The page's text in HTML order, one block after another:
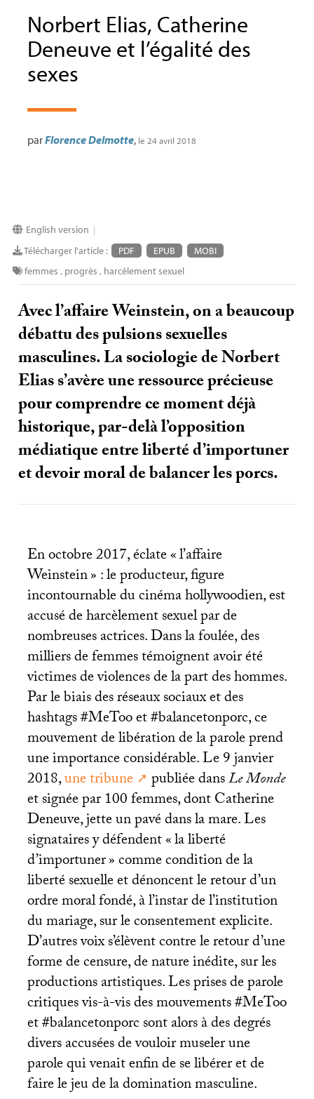
Norbert Elias, Catherine
Deneuve et l’égalité des
sexes
parFlorence Delmotte, le 24 avril 2018
English version |
Télécharger l'article : PDF EPUB
MOBI
femmes , progrès , harcèlement sexuel
Avec l’affaire Weinstein, on a beaucoup
débattu des pulsions sexuelles
masculines. La sociologie de Norbert
Elias s’avère une ressource précieuse
pour comprendre ce moment déjà
historique, par-delà l’opposition
médiatique entre liberté d’importuner
et devoir moral de balancer les porcs.
En octobre 2017, éclate «l’affaire
Weinstein» : le producteur, figure
incontournable du cinéma hollywoodien, est
accusé de harcèlement sexuel par de
nombreuses actrices. Dans la foulée, des
milliers de femmes témoignent avoir été
victimes de violences de la part des hommes.
Par le biais des réseaux sociaux et des
hashtags #MeToo et #balancetonporc, ce
mouvement de libération de la parole prend
une importance considérable. Le 9 janvier
2018,une tribune publiée dansLe Monde
et signée par 100 femmes, dont Catherine
Deneuve, jette un pavé dans la mare. Les
signataires y défendent «la liberté
d’importuner» comme condition de la
liberté sexuelle et dénoncent le retour d’un
ordre moral fondé, à l’instar de l’institution
du mariage, sur le consentement explicite.
D’autres voix s’élèvent contre le retour d’une
forme de censure, de nature inédite, sur les
productions artistiques. Les prises de parole
critiques vis-à-vis des mouvements #MeToo
et #balancetonporc sont alors à des degrés
divers accusées de vouloir museler une
parole qui venait enfin de se libérer et de
faire le jeu de la domination masculine.